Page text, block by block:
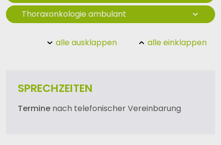
Thoraxonkologie ambulant
alle ausklappen alle einklappen
SPRECHZEITEN
Termine nach telefonischer Vereinbarung